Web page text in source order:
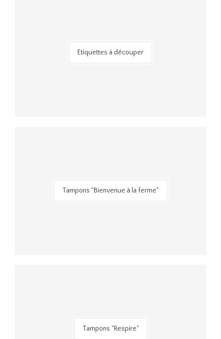
Etiquettes à découper
Tampons "Bienvenue à la ferme"
Tampons "Respire"